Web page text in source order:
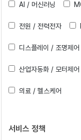
AI / 머신러닝
전원 / 전력전자
디스플레이 / 조명제어
산업자동화 / 모터제어
의료 / 헬스케어
서비스 정책